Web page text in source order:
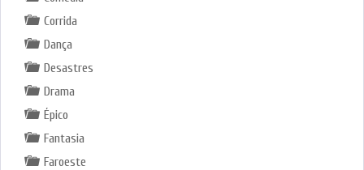
Corrida
Dança
Desastres
Drama
Épico
Fantasia
Faroeste